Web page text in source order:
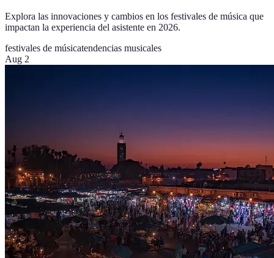
Explora las innovaciones y cambios en los festivales de música que
impactan la experiencia del asistente en 2026.
festivales de músicatendencias musicales
Aug 2